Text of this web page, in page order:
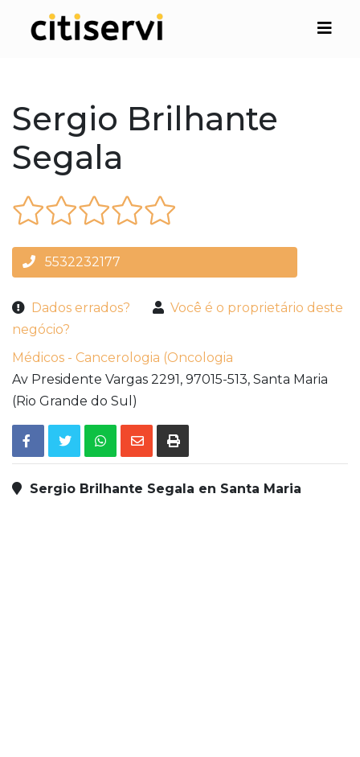
Sergio Brilhante
Segala
5532232177
Dados errados?
Você é o proprietário deste
negócio?
Médicos - Cancerologia (Oncologia
Av Presidente Vargas 2291, 97015-513, Santa Maria
(Rio Grande do Sul)
Sergio Brilhante Segala en Santa Maria